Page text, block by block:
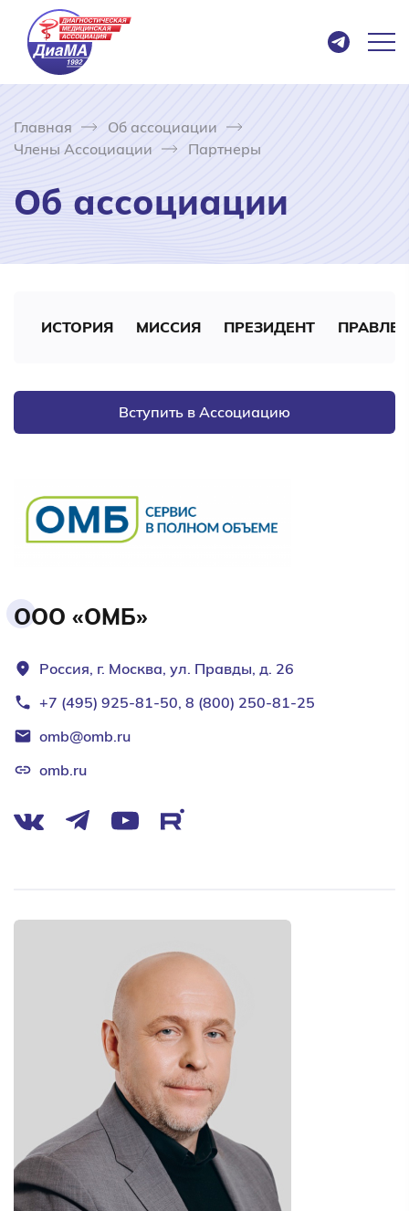
Главная
Об ассоциации
Члены Ассоциации
Партнеры
Об ассоциации
ИСТОРИЯ МИССИЯ ПРЕЗИДЕНТ
Вступить в Ассоциацию
ООО «ОМБ»
Россия, г. Москва, ул. Правды, д. 26
+7 (495) 925-81-50, 8 (800) 250-81-25
omb@omb.ru
omb.ru